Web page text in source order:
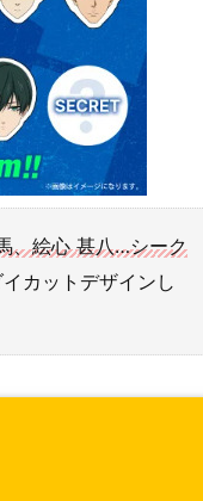
、絵心 甚八…シーク
カットデザインし